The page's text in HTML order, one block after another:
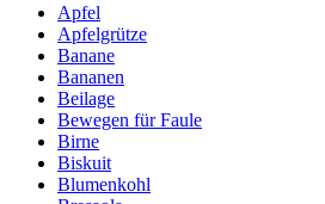
Apfel
Apfelgrütze
Banane
Bananen
Beilage
Bewegen für Faule
Birne
Biskuit
Blumenkohl